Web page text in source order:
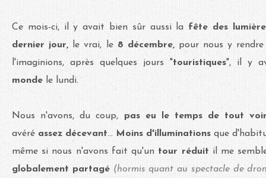
Ce mois-ci, il y avait bien sûr aussi la fête des
dernier jour, le vrai, le 8 décembre,pour nous y
l'imaginions, après quelques jours "touristiques", il y
monde le lundi.
Nous n'avons, du coup, pas eu le temps de tout
avéré assez décevant... Moins d'illuminations que
même si nous n'avons fait qu'un tour réduit il me
globalement partagé(hormis quant au spectacle de